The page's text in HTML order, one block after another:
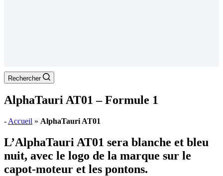
Rechercher
AlphaTauri AT01 – Formule 1
- Accueil » AlphaTauri AT01
L’AlphaTauri AT01 sera blanche et bleu
nuit, avec le logo de la marque sur le
capot-moteur et les pontons.